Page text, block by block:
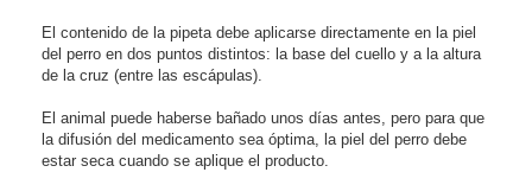
El contenido de la pipeta debe aplicarse directamente en la piel
del perro en dos puntos distintos: la base del cuello y a la altura
de la cruz (entre las escápulas).
El animal puede haberse bañado unos días antes, pero para que
la difusión del medicamento sea óptima, la piel del perro debe
estar seca cuando se aplique el producto.